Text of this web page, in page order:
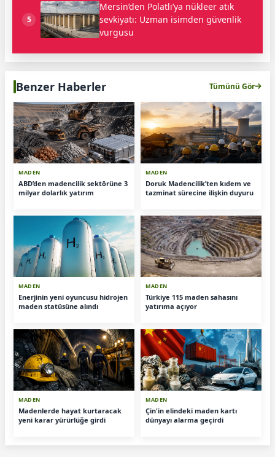
5
Mersin’den Polatlı’ya nükleer atık
sevkiyatı: Uzman isimden güvenlik
vurgusu
Benzer Haberler Tümünü Gör
MADEN
ABD’den madencilik sektörüne 3
milyar dolarlık yatırım
MADEN
Doruk Madencilik’ten kıdem ve
tazminat sürecine ilişkin duyuru
MADEN
Enerjinin yeni oyuncusu hidrojen
maden statüsüne alındı
MADEN
Türkiye 115 maden sahasını
yatırıma açıyor
MADEN
Madenlerde hayat kurtaracak
yeni karar yürürlüğe girdi
MADEN
Çin'in elindeki maden kartı
dünyayı alarma geçirdi